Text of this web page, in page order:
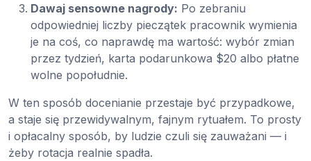
Dawaj sensowne nagrody: Po zebraniu
odpowiedniej liczby pieczątek pracownik wymienia
je na coś, co naprawdę ma wartość: wybór zmian
przez tydzień, karta podarunkowa $20 albo płatne
wolne popołudnie.
W ten sposób docenianie przestaje być przypadkowe,
a staje się przewidywalnym, fajnym rytuałem. To prosty
i opłacalny sposób, by ludzie czuli się zauważani — i
żeby rotacja realnie spadła.